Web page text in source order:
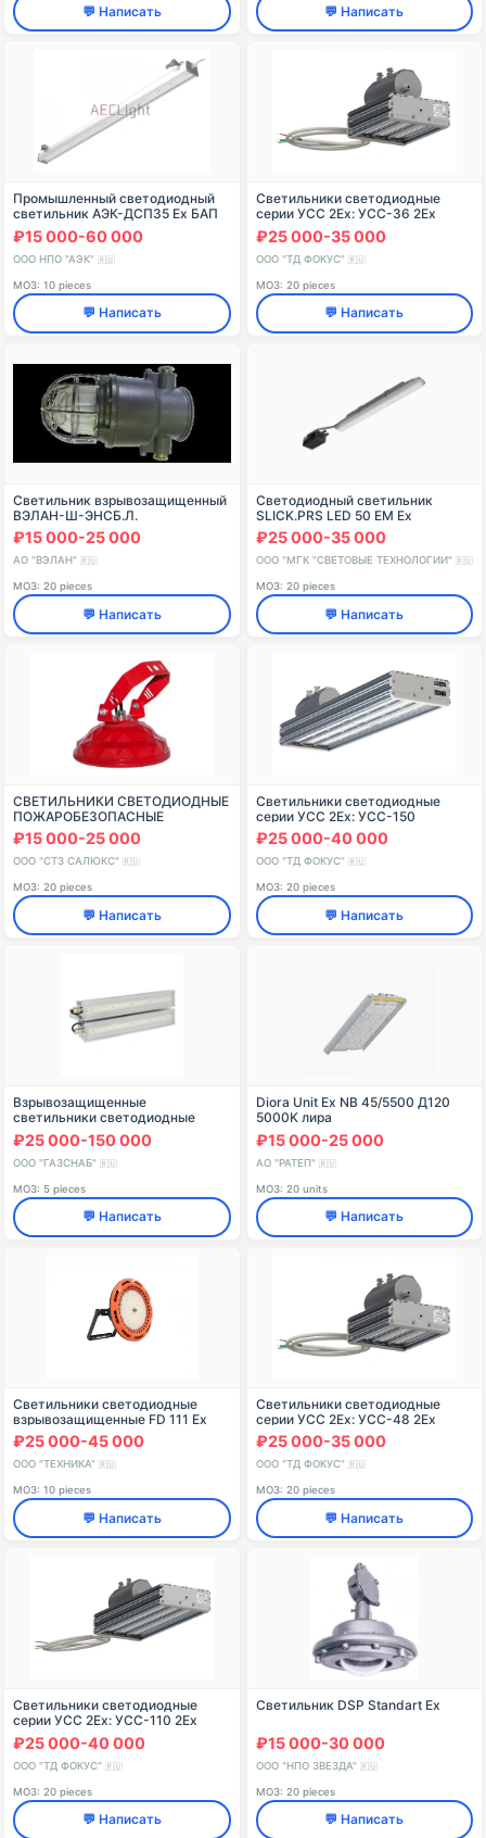
💬 Написать 💬 Написать
Промышленный светодиодный
светильник АЭК-ДСП35 Ex БАП
₽15 000-60 000
ООО НПО "АЭК" 🇷🇺
МОЗ: 10 pieces
💬 Написать
Светильники светодиодные
серии УСС 2Ex: УСС-36 2Ех
₽25 000-35 000
ООО "ТД ФОКУС" 🇷🇺
МОЗ: 20 pieces
💬 Написать
Светильник взрывозащищенный
ВЭЛАН-Ш-ЭНСБ.Л.
₽15 000-25 000
АО "ВЭЛАН" 🇷🇺
МОЗ: 20 pieces
💬 Написать
Светодиодный светильник
SLICK.PRS LED 50 EM Ex
₽25 000-35 000
ООО "МГК "СВЕТОВЫЕ ТЕХНОЛОГИИ" 🇷🇺
МОЗ: 20 pieces
💬 Написать
СВЕТИЛЬНИКИ СВЕТОДИОДНЫЕ
ПОЖАРОБЕЗОПАСНЫЕ
ПРОМЫШЛЕННОГО
НАЗНАЧЕНИЯ ССдПб 02-040-
004 IP65 “Алмаз 40 Пб”
₽15 000-25 000
ООО "СТЗ САЛЮКС" 🇷🇺
МОЗ: 20 pieces
💬 Написать
Светильники светодиодные
серии УСС 2Ex: УСС-150
Магистраль 2Ех
₽25 000-40 000
ООО "ТД ФОКУС" 🇷🇺
МОЗ: 20 pieces
💬 Написать
Взрывозащищенные
светильники светодиодные
серии ВЭСС-ГЗС-СД.Л 2Ex
₽25 000-150 000
ООО "ГАЗСНАБ" 🇷🇺
МОЗ: 5 pieces
💬 Написать
Diora Unit Ex NB 45/5500 Д120
5000K лира
₽15 000-25 000
АО "РАТЕП" 🇷🇺
МОЗ: 20 units
💬 Написать
Светильники светодиодные
взрывозащищенные FD 111 Ex
₽25 000-45 000
ООО "ТЕХНИКА" 🇷🇺
МОЗ: 10 pieces
💬 Написать
Светильники светодиодные
серии УСС 2Ex: УСС-48 2Ех
₽25 000-35 000
ООО "ТД ФОКУС" 🇷🇺
МОЗ: 20 pieces
💬 Написать
Светильники светодиодные
серии УСС 2Ex: УСС-110 2Ех
₽25 000-40 000
ООО "ТД ФОКУС" 🇷🇺
МОЗ: 20 pieces
💬 Написать
Светильник DSP Standart Ex
₽15 000-30 000
ООО "НПО ЗВЕЗДА" 🇷🇺
МОЗ: 20 pieces
💬 Написать